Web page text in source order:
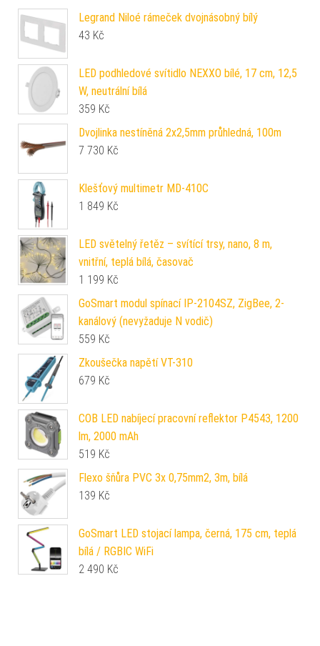
Legrand Niloé rámeček dvojnásobný bílý
43 Kč
LED podhledové svítidlo NEXXO bílé, 17 cm, 12,5
W, neutrální bílá
359 Kč
Dvojlinka nestíněná 2x2,5mm průhledná, 100m
7 730 Kč
Klešťový multimetr MD-410C
1 849 Kč
LED světelný řetěz – svítící trsy, nano, 8 m,
vnitřní, teplá bílá, časovač
1 199 Kč
GoSmart modul spínací IP-2104SZ, ZigBee, 2-
kanálový (nevyžaduje N vodič)
559 Kč
Zkoušečka napětí VT-310
679 Kč
COB LED nabíjecí pracovní reflektor P4543, 1200
lm, 2000 mAh
519 Kč
Flexo šňůra PVC 3x 0,75mm2, 3m, bílá
139 Kč
GoSmart LED stojací lampa, černá, 175 cm, teplá
bílá / RGBIC WiFi
2 490 Kč